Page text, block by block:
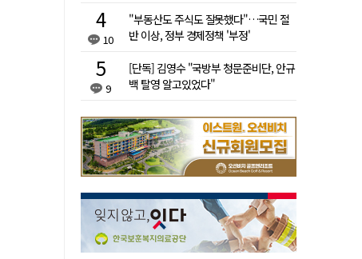
10
"부동산도 주식도 잘못했다"…국민 절
반 이상, 정부 경제정책 '부정'
9
[단독] 김영수 "국방부 청문준비단, 안규
백 탈영 알고있었다"